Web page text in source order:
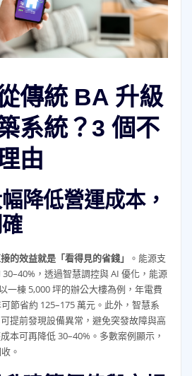
傳統 BA 升級
系統？3 個不
由
降低營運成本，
的效益就是「看得見的省錢」
。能源支
，透過智慧調控與 AI 優化，能源
一棟 5,000 坪的辦公大樓為例，年電費
節省約 125–175 萬元。此外，智慧系
提前發現設備異常，避免突發故障與高
本可再降低 30–40%。多數案例顯示，
。